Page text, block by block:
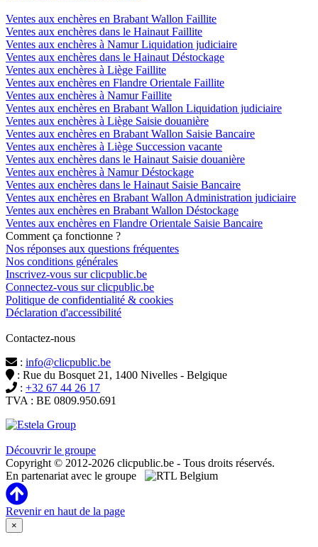
Ventes aux enchères en Brabant Wallon Faillite
Ventes aux enchères dans le Hainaut Faillite
Ventes aux enchères à Namur Liquidation judiciaire
Ventes aux enchères dans le Hainaut Déstockage
Ventes aux enchères à Liège Faillite
Ventes aux enchères en Flandre Orientale Faillite
Ventes aux enchères à Namur Faillite
Ventes aux enchères en Brabant Wallon Liquidation judiciaire
Ventes aux enchères à Liège Saisie douanière
Ventes aux enchères en Brabant Wallon Saisie Bancaire
Ventes aux enchères à Liège Succession vacante
Ventes aux enchères dans le Hainaut Saisie douanière
Ventes aux enchères à Namur Déstockage
Ventes aux enchères dans le Hainaut Saisie Bancaire
Ventes aux enchères en Brabant Wallon Administration judiciaire
Ventes aux enchères en Brabant Wallon Déstockage
Ventes aux enchères en Flandre Orientale Saisie Bancaire
Comment ça fonctionne ?
Nos réponses aux questions fréquentes
Nos conditions générales
Inscrivez-vous sur clicpublic.be
Connectez-vous sur clicpublic.be
Politique de confidentialité & cookies
Déclaration d'accessibilité
Contactez-nous
: info@clicpublic.be
: Rue du Bosquet 21, 1400 Nivelles - Belgique
: +32 67 44 26 17
TVA : BE 0809.950.691
Découvrir le groupe
Copyright © 2012-2026 clicpublic.be - Tous droits réservés.
En partenariat avec le groupe
Revenir en haut de la page
×